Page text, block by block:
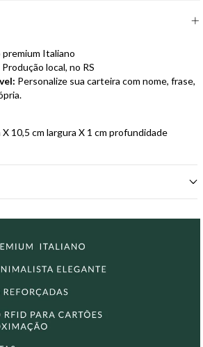
Italiano
Produção local, no RS
Personalize sua carteira com nome, frase,
10,5 cm largura X 1 cm profundidade